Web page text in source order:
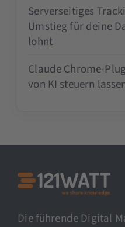
Serverseitiges
Umstieg für deine
lohnt
Claude Chrome-
von KI steuern
Die führende Digital